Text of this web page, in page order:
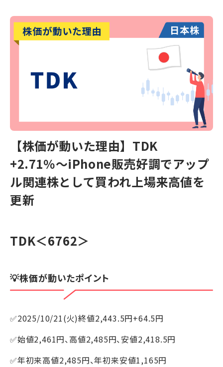
【株価が動いた理由】TDK
+2.71％～iPhone販売好調でアップ
ル関連株として買われ上場来高値を
更新
TDK＜6762＞
💡株価が動いたポイント
✅2025/10/21(火)終値2,443.5円+64.5円
✅始値2,461円、高値2,485円、安値2,418.5円
✅年初来高値2,485円、年初来安値1,165円